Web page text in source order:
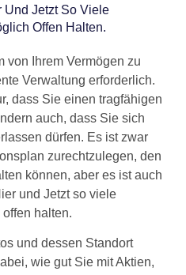
Und Jetzt So Viele
Offen Halten.
von Ihrem Vermögen zu
Verwaltung erforderlich.
dass Sie einen tragfähigen
auch, dass Sie sich
dürfen. Es ist zwar
zurechtzulegen, den
können, aber es ist auch
und Jetzt so viele
halten.
und dessen Standort
wie gut Sie mit Aktien,